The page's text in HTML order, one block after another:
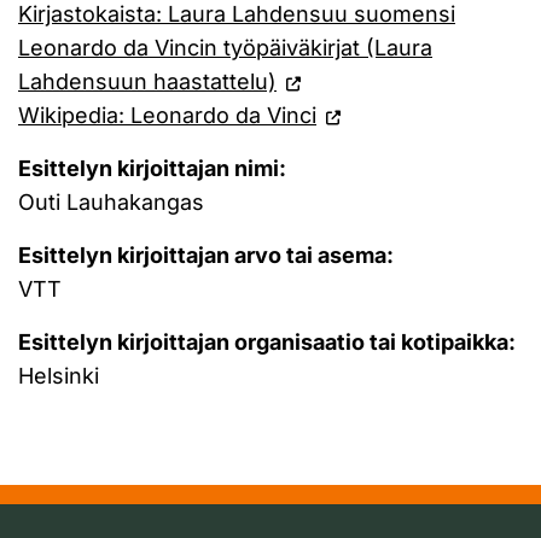
Kirjastokaista: Laura Lahdensuu suomensi
Leonardo da Vincin työpäiväkirjat (Laura
Lahdensuun haastattelu)
Wikipedia: Leonardo da Vinci
Esittelyn kirjoittajan nimi:
Outi Lauhakangas
Esittelyn kirjoittajan arvo tai asema:
VTT
Esittelyn kirjoittajan organisaatio tai kotipaikka:
Helsinki